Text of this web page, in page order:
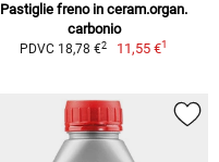
Pastiglie freno in ceram.organ.
carbonio
PDVC 18,78 €2 11,55 €1